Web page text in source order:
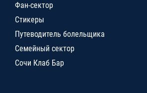
Фан-сектор
Стикеры
Путеводитель болельщика
Семейный сектор
Сочи Клаб Бар